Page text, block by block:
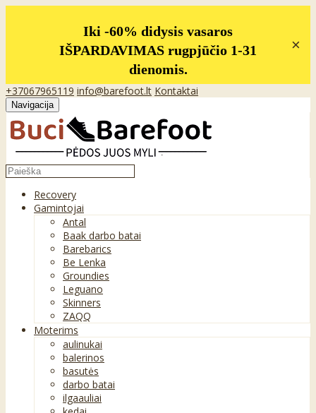
Iki -60% didysis vasaros
IŠPARDAVIMAS rugpjūčio 1-31
dienomis.
×
+37067965119 info@barefoot.lt Kontaktai
Navigacija
Recovery
Gamintojai
Antal
Baak darbo batai
Barebarics
Be Lenka
Groundies
Leguano
Skinners
ZAQQ
Moterims
aulinukai
balerinos
basutės
darbo batai
ilgaauliai